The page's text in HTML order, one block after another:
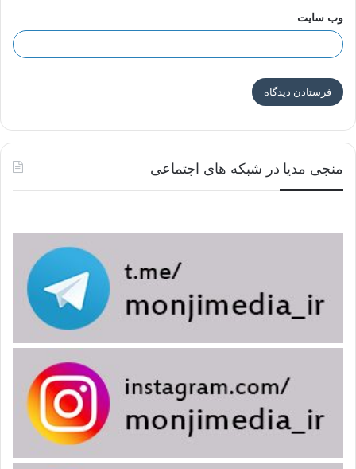
کان البعض یقولون ” کل حکومه تتحقق فی زمن الغیبه هی باطله
” کانوا قد تصوروا ” أن أی حکومه تقوم هی حکومه
باطله” فی الوقت الذی تقول فیه الروایات بأنه إذا رفع شخص رایه
وب‌ سایت
منجی مدیا در شبکه های اجتماعی